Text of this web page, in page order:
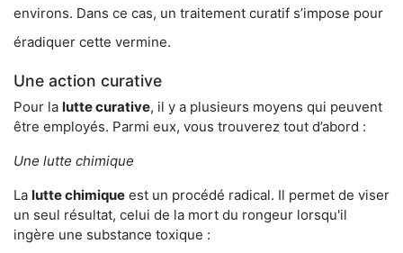
environs. Dans ce cas, un traitement curatif s’impose pour
éradiquer cette vermine.
Une action curative
Pour la lutte curative, il y a plusieurs moyens qui peuvent
être employés. Parmi eux, vous trouverez tout d’abord :
Une lutte chimique
La lutte chimique est un procédé radical. Il permet de viser
un seul résultat, celui de la mort du rongeur lorsqu'il
ingère une substance toxique :